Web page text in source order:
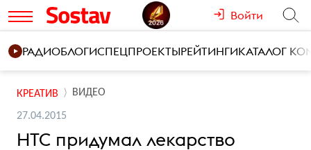
Войти
РАДИОБЛОГИСПЕЦПРОЕКТЫРЕЙТИНГИКАТАЛОГ
КРЕАТИВ ВИДЕО
27.04.2015
HTC придумал лекарство